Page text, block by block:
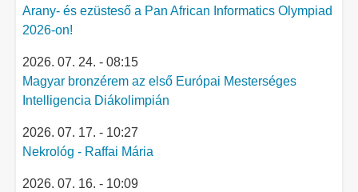
Arany- és ezüsteső a Pan African Informatics Olympiad
2026-on!
2026. 07. 24. - 08:15
Magyar bronzérem az első Európai Mesterséges
Intelligencia Diákolimpián
2026. 07. 17. - 10:27
Nekrológ - Raffai Mária
2026. 07. 16. - 10:09